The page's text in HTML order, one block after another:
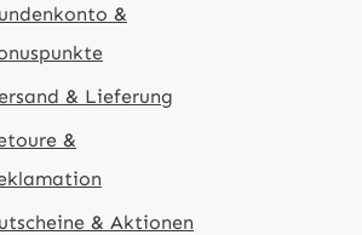
&
& Lieferung
&
& Aktionen